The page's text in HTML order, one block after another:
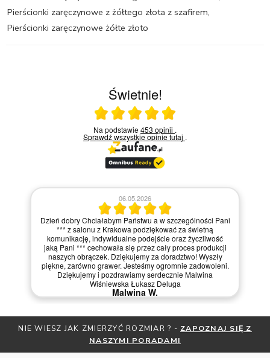
Pierścionki zaręczynowe z żółtego złota z szafirem,
Pierścionki zaręczynowe żółte złoto
Świetnie!
Ocena średnia 5 na 5
Na podstawie453 opinii .
Sprawdź wszystkie opinietutaj .
06.05.2026
Dzień dobry Chciałabym Państwu a w szczególności Pani
*** z salonu z Krakowa podziękować za świetną
komunikację, indywidualne podejście oraz życzliwość
jaką Pani *** cechowała się przez cały proces produkcji
naszych obrączek. Dziękujemy za doradztwo! Wyszły
piękne, zarówno grawer. Jesteśmy ogromnie zadowoleni.
Dziękujemy i pozdrawiamy serdecznie Malwina
Wiśniewska Łukasz Deluga
Malwina W.
NIE WIESZ JAK ZMIERZYĆ ROZMIAR ? -ZAPOZNAJ SIĘ Z
NASZYMI PORADAMI